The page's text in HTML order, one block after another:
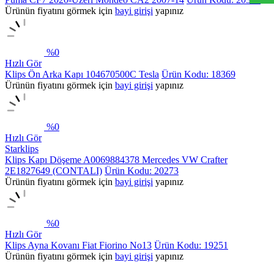
Ürünün fiyatını görmek için bayi girişi yapınız
%0
Hızlı Gör
Klips Ön Arka Kapı 104670500C Tesla Ürün Kodu: 18369
Ürünün fiyatını görmek için bayi girişi yapınız
%0
Hızlı Gör
Starklips
Klips Kapı Döşeme A0069884378 Mercedes VW Crafter
2E1827649 (CONTALI) Ürün Kodu: 20273
Ürünün fiyatını görmek için bayi girişi yapınız
%0
Hızlı Gör
Klips Ayna Kovanı Fiat Fiorino No13 Ürün Kodu: 19251
Ürünün fiyatını görmek için bayi girişi yapınız